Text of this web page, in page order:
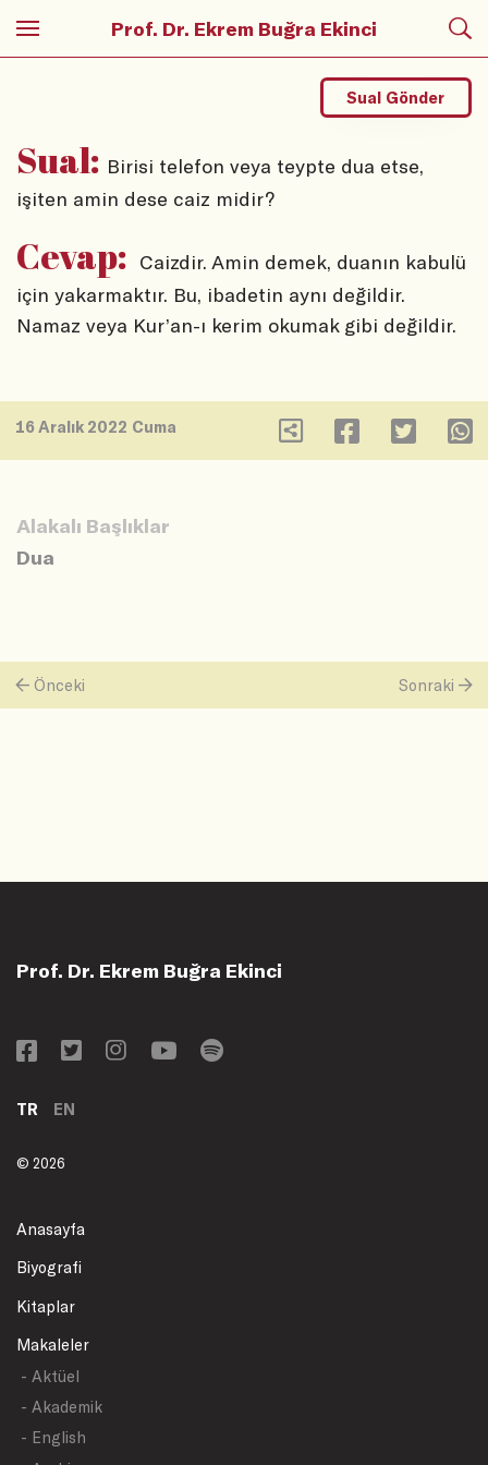
Prof. Dr. Ekrem Buğra Ekinci
Sual: Birisi telefon veya teypte dua etse,
işiten amin dese caiz midir?
Sual Gönder
Cevap: Caizdir. Amin demek, duanın kabulü
için yakarmaktır. Bu, ibadetin aynı değildir.
Namaz veya Kur’an-ı kerim okumak gibi değildir.
16 Aralık 2022 Cuma
Alakalı Başlıklar
Dua
Önceki Sonraki
Prof. Dr. Ekrem Buğra Ekinci
TR EN
© 2026
Anasayfa
Biyografi
Kitaplar
Makaleler
- Aktüel
- Akademik
- English